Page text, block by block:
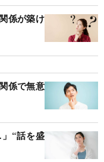
係が築け
係で無意
“話を盛